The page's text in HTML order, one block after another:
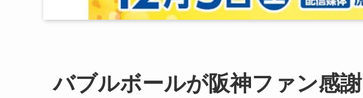
バブルボールが阪神ファン感